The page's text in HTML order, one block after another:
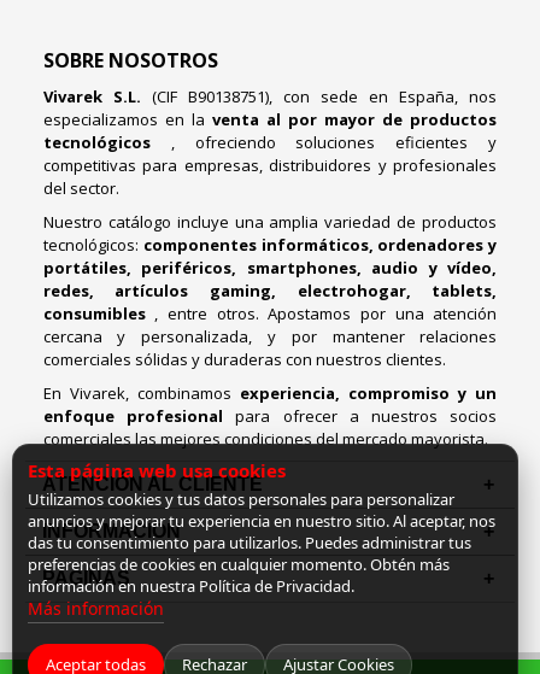
SOBRE NOSOTROS
Vivarek S.L. (CIF B90138751), con sede en España, nos
especializamos en la venta al por mayor de productos
tecnológicos , ofreciendo soluciones eficientes y
competitivas para empresas, distribuidores y profesionales
del sector.
Nuestro catálogo incluye una amplia variedad de productos
tecnológicos: componentes informáticos, ordenadores y
portátiles, periféricos, smartphones, audio y vídeo,
redes, artículos gaming, electrohogar, tablets,
consumibles , entre otros. Apostamos por una atención
cercana y personalizada, y por mantener relaciones
comerciales sólidas y duraderas con nuestros clientes.
En Vivarek, combinamos experiencia, compromiso y un
enfoque profesionalpara ofrecer a nuestros socios
comerciales las mejores condiciones del mercado mayorista.
ATENCIÓN AL CLIENTE
INFORMACION
PAGINAS
Esta página web usa cookies
Utilizamos cookies y tus datos personales para personalizar
anuncios y mejorar tu experiencia en nuestro sitio. Al aceptar, nos
das tu consentimiento para utilizarlos. Puedes administrar tus
preferencias de cookies en cualquier momento. Obtén más
información en nuestra Política de Privacidad.
Más información
Aceptar todas Rechazar Ajustar Cookies